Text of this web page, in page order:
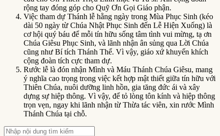
rộng tay đóng góp cho Quỹ Ơn Gọi Giáo phận.
Việc tham dự Thánh lễ hằng ngày trong Mùa Phục Sinh (kéo
dài 50 ngày từ Chúa Nhật Phục Sinh đến Lễ Hiện Xuống) là
cơ hội quý báu để mỗi tín hữu sống tâm tình vui mừng, tạ ơn
Chúa Giêsu Phục Sinh, và lãnh nhận ân sủng qua Lời Chúa
cũng như Bí tích Thánh Thể. Vì vậy, giáo xứ khuyến khích
cộng đoàn tích cực tham dự.
Rước lễ là đón nhận Mình và Máu Thánh Chúa Giêsu, mang
ý nghĩa cao trọng trong việc kết hợp mật thiết giữa tín hữu với
Thiên Chúa, nuôi dưỡng linh hồn, gia tăng đức ái và xây
dựng sự hiệp thông. Vì vậy, để tỏ lòng tôn kính và hiệp thông
trọn vẹn, ngay khi lãnh nhận từ Thừa tác viên, xin rước Mình
Thánh Chúa tại chỗ.